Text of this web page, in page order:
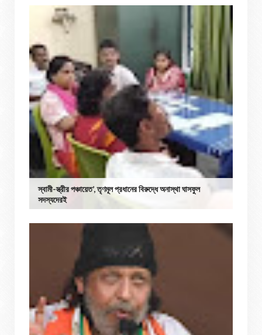
স্বামী-স্ত্রীর পঞ্চায়েত’, তৃণমূল প্রধানের বিরুদ্ধে অনাস্থা ঘাসফুল
সদস্যদেরই